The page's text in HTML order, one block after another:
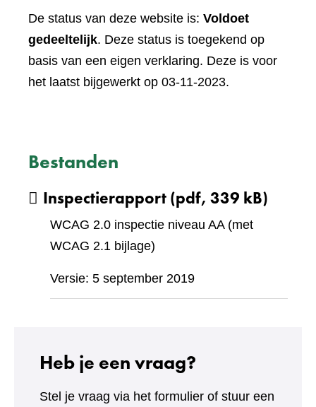
De status van deze website is: Voldoet
gedeeltelijk. Deze status is toegekend op
basis van een eigen verklaring. Deze is voor
het laatst bijgewerkt op 03-11-2023.
Bestanden
Inspectierapport(pdf, 339 kB)
WCAG 2.0 inspectie niveau AA (met
WCAG 2.1 bijlage)
Versie: 5 september 2019
Heb je een vraag?
Stel je vraag via het formulier of stuur een